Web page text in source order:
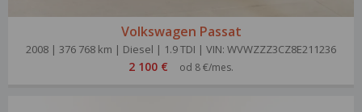
Volkswagen Passat
2008 | 376 768 km | Diesel | 1.9 TDI | VIN: WVWZZZ3CZ8E211236
2 100 € od 8 €/mes.